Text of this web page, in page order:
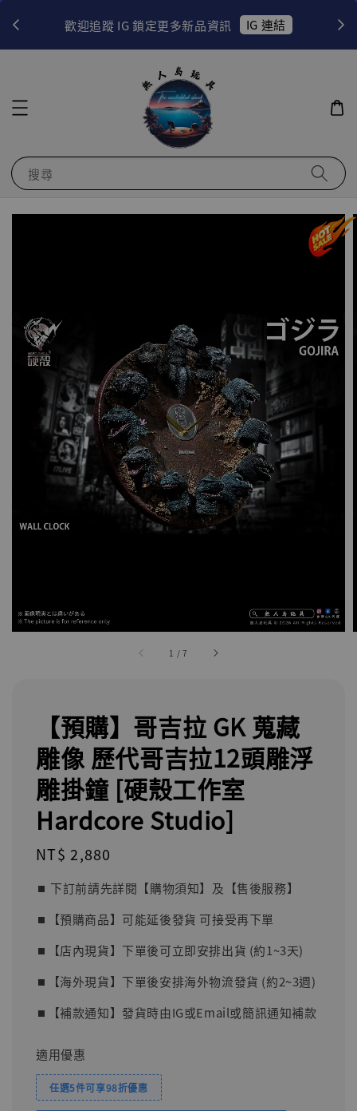
歡迎追蹤 IG 鎖定更多新品資訊 IG 連結
搜尋
1 /7
【預購】哥吉拉 GK 蒐藏
雕像 歷代哥吉拉12頭雕浮
雕掛鐘 [硬殼工作室
Hardcore Studio]
Regular
NT$ 2,880
⏹︎ 下訂前請先詳閱【購物須知】及【售後服務】
⏹︎【預購商品】可能延後發貨 可接受再下單
⏹︎【店內現貨】下單後可立即安排出貨 (約1~3天)
⏹︎【海外現貨】下單後安排海外物流發貨 (約2~3週)
⏹︎【補款通知】發貨時由IG或Email或簡訊通知補款
適用優惠
任選5件可享98折優惠